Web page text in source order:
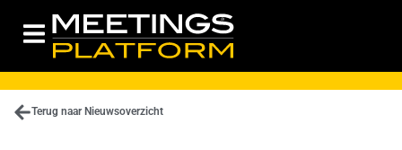
Terug naar Nieuwsoverzicht